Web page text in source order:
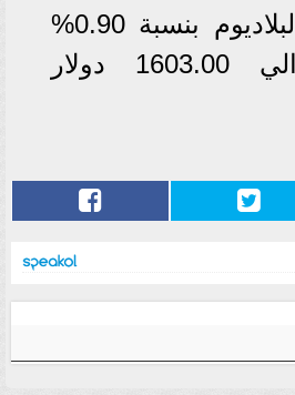
عقود معدن البلاديوم بنسبة 0.90%
وسجلت حوالي 1603.00 دولار